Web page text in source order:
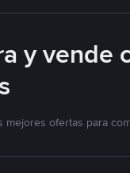
y vende
mejores ofertas para